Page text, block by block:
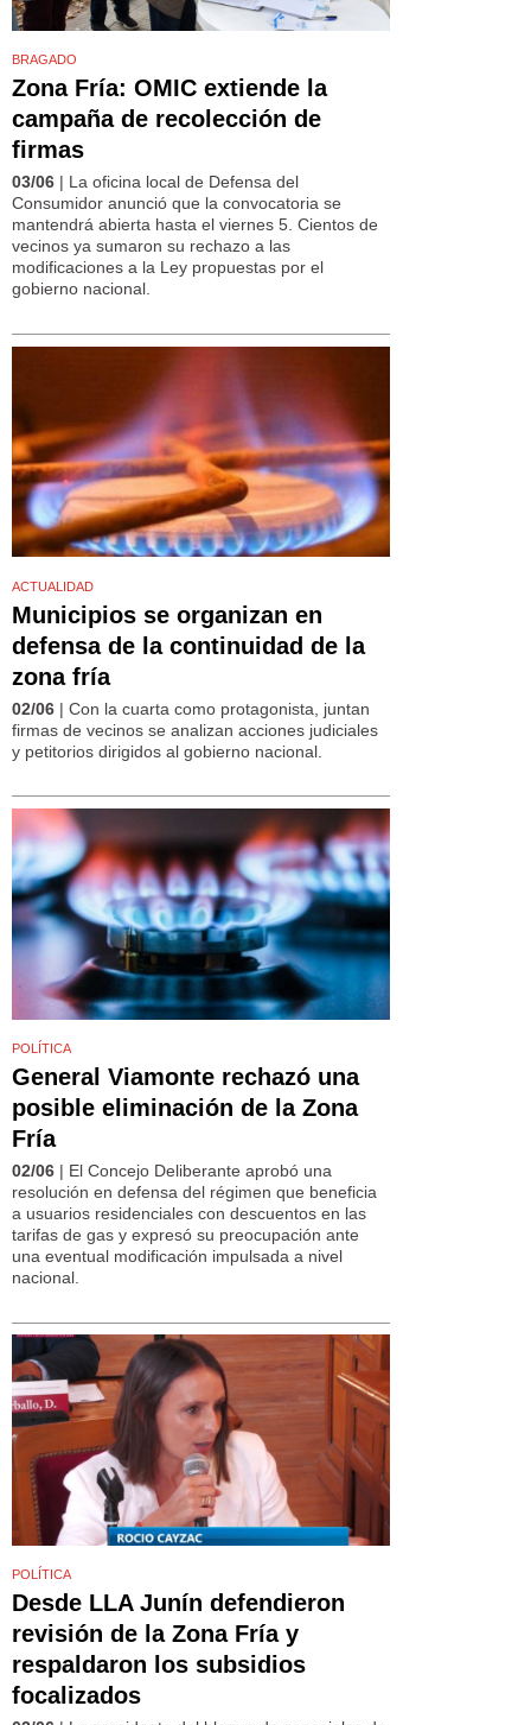
BRAGADO
Zona Fría: OMIC extiende la
campaña de recolección de
firmas
03/06 | La oficina local de Defensa del
Consumidor anunció que la convocatoria se
mantendrá abierta hasta el viernes 5. Cientos de
vecinos ya sumaron su rechazo a las
modificaciones a la Ley propuestas por el
gobierno nacional.
ACTUALIDAD
Municipios se organizan en
defensa de la continuidad de la
zona fría
02/06 | Con la cuarta como protagonista, juntan
firmas de vecinos se analizan acciones judiciales
y petitorios dirigidos al gobierno nacional.
POLÍTICA
General Viamonte rechazó una
posible eliminación de la Zona
Fría
02/06 | El Concejo Deliberante aprobó una
resolución en defensa del régimen que beneficia
a usuarios residenciales con descuentos en las
tarifas de gas y expresó su preocupación ante
una eventual modificación impulsada a nivel
nacional.
POLÍTICA
Desde LLA Junín defendieron
revisión de la Zona Fría y
respaldaron los subsidios
focalizados